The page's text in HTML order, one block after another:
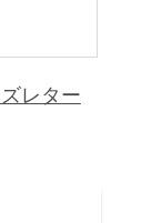
レター